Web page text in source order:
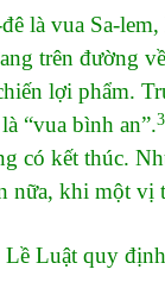
là vua Sa-
trên đường
lợi phẩm.
“vua bình an”.3
có kết thúc.
khi một vị
Luật quy